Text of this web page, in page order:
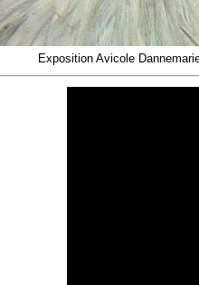
Exposition Avicole